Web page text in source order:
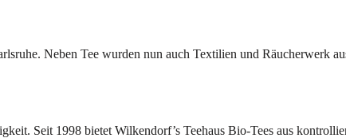
Neben Tee wurden nun auch Textilien und Räucherwerk
Seit 1998 bietet Wilkendorf’s Teehaus Bio-Tees aus